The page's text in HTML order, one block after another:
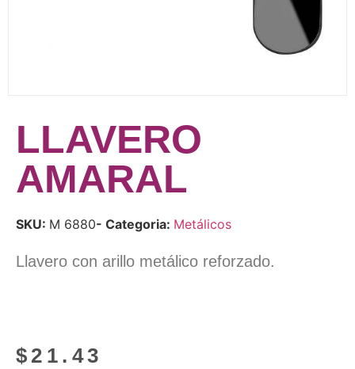
LLAVERO
AMARAL
SKU: M 6880- Categoria: Metálicos
Llavero con arillo metálico reforzado.
$ 21.43